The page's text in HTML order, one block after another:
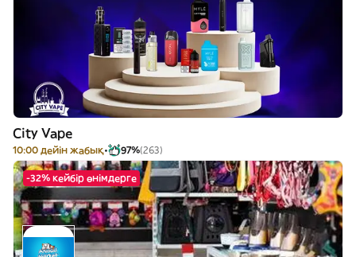
City Vape
10:00 дейін жабық 97%(263)
-32% кейбір өнімдерге